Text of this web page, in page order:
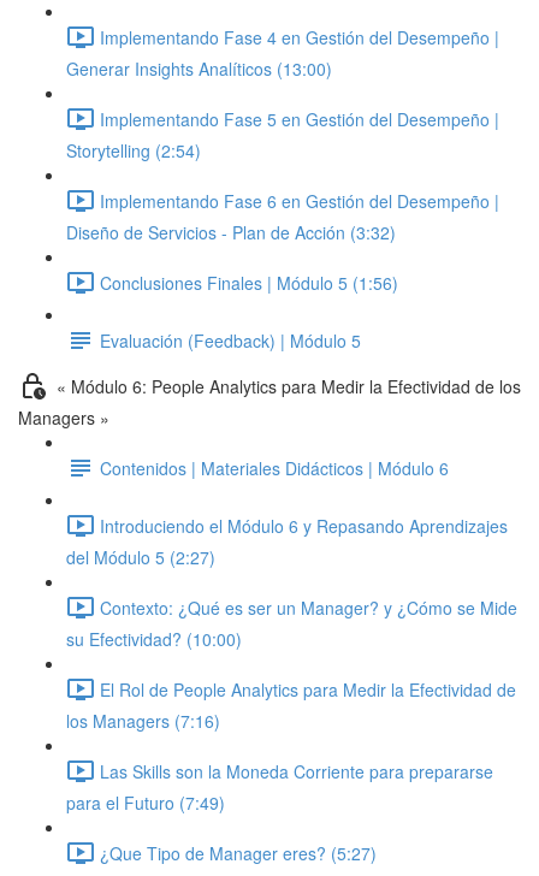
Implementando Fase 4 en Gestión del Desempeño |
Generar Insights Analíticos (13:00)
Implementando Fase 5 en Gestión del Desempeño |
Storytelling (2:54)
Implementando Fase 6 en Gestión del Desempeño |
Diseño de Servicios - Plan de Acción (3:32)
Conclusiones Finales | Módulo 5 (1:56)
Evaluación (Feedback) | Módulo 5
« Módulo 6: People Analytics para Medir la Efectividad de los
Managers »
Contenidos | Materiales Didácticos | Módulo 6
Introduciendo el Módulo 6 y Repasando Aprendizajes
del Módulo 5 (2:27)
Contexto: ¿Qué es ser un Manager? y ¿Cómo se Mide
su Efectividad? (10:00)
El Rol de People Analytics para Medir la Efectividad de
los Managers (7:16)
Las Skills son la Moneda Corriente para prepararse
para el Futuro (7:49)
¿Que Tipo de Manager eres? (5:27)